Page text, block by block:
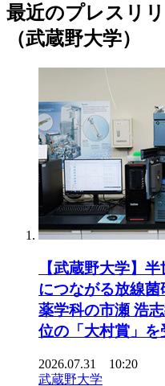
最近のプレスリ
（武蔵野大学）
【武蔵野大学】
につながる放線
薬学科の市瀬 浩
位の「大村賞」を
2026.07.31 10:20
武蔵野大学